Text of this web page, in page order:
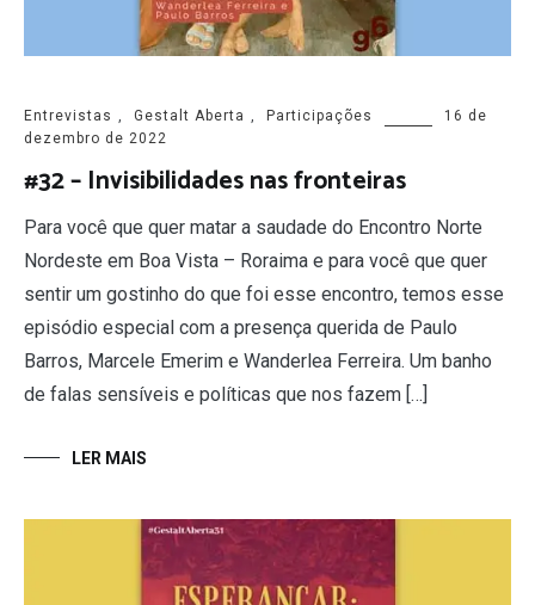
Entrevistas , Gestalt Aberta , Participações
16 de
dezembro de 2022
#32 – Invisibilidades nas fronteiras
Para você que quer matar a saudade do Encontro Norte
Nordeste em Boa Vista – Roraima e para você que quer
sentir um gostinho do que foi esse encontro, temos esse
episódio especial com a presença querida de Paulo
Barros, Marcele Emerim e Wanderlea Ferreira. Um banho
de falas sensíveis e políticas que nos fazem […]
LER MAIS